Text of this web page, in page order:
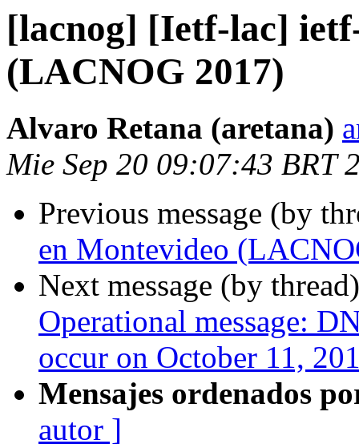
[lacnog] [Ietf-lac]
(LACNOG 2017)
Alvaro Retana (aretana)
Mie Sep 20 09:07:43 BRT
Previous message (by
en Montevideo
Next message (by
Operational message:
occur on October 11,
Mensajes ordenados
autor ]